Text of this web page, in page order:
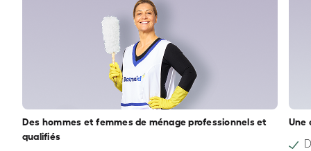
Des hommes et femmes de ménage professionnels et
qualifiés
Une